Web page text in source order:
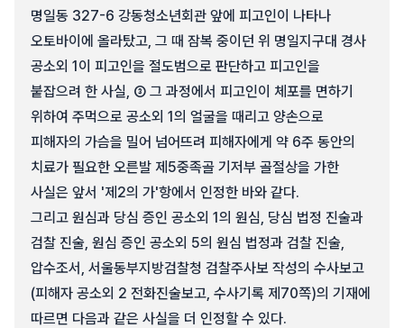
명일동 327-6 강동청소년회관 앞에 피고인이 나타나
오토바이에 올라탔고, 그 때 잠복 중이던 위 명일지구대 경사
공소외 1이 피고인을 절도범으로 판단하고 피고인을
붙잡으려 한 사실, ③ 그 과정에서 피고인이 체포를 면하기
위하여 주먹으로 공소외 1의 얼굴을 때리고 양손으로
피해자의 가슴을 밀어 넘어뜨려 피해자에게 약 6주 동안의
치료가 필요한 오른발 제5중족골 기저부 골절상을 가한
사실은 앞서 '제2의 가'항에서 인정한 바와 같다.
그리고 원심과 당심 증인 공소외 1의 원심, 당심 법정 진술과
검찰 진술, 원심 증인 공소외 5의 원심 법정과 검찰 진술,
압수조서, 서울동부지방검찰청 검찰주사보 작성의 수사보고
(피해자 공소외 2 전화진술보고, 수사기록 제70쪽)의 기재에
따르면 다음과 같은 사실을 더 인정할 수 있다.